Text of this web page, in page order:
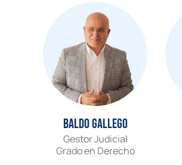
Baldo Gallego
Gestor Judicial
Grado en Derecho